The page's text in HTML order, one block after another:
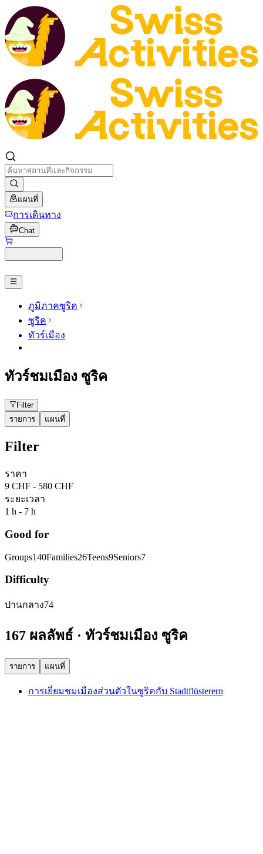
แผนที่
การเดินทาง
Chat
ภูมิภาคซูริค
ซูริค
ทัวร์เมือง
ทัวร์ชมเมือง ซูริค
Filter
รายการ
แผนที่
Filter
ราคา
9 CHF - 580 CHF
ระยะเวลา
1 h - 7 h
Good for
Groups140Families26Teens9Seniors7
Difficulty
ปานกลาง74
167 ผลลัพธ์ · ทัวร์ชมเมือง ซูริค
รายการ แผนที่
การเยี่ยมชมเมืองส่วนตัวในซูริคกับ Stadtflüsterern